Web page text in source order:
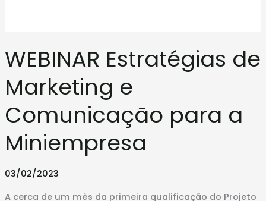
WEBINAR Estratégias de
Marketing e
Comunicação para a
Miniempresa
03/02/2023
A cerca de um mês da primeira qualificação do Projeto
Estratégias
Marketing
Comunicação
para
a
Miniempresa